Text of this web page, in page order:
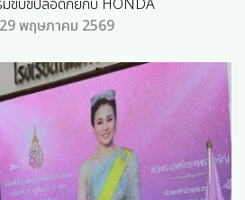
ขับขี่ปลอดภัยกับ HONDA
พฤษภาคม 2569